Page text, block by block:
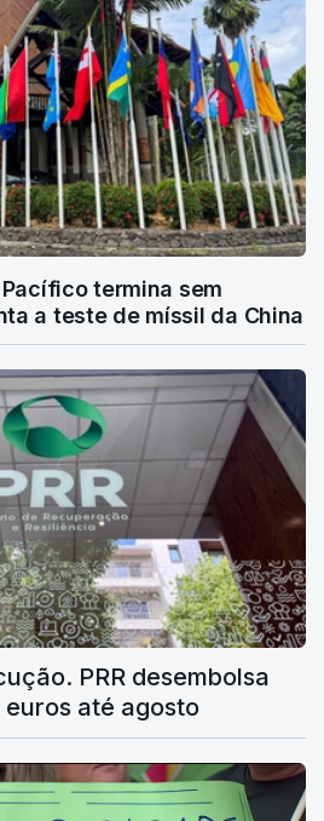
termina sem
a teste de míssil da China
PRR desembolsa
euros até agosto